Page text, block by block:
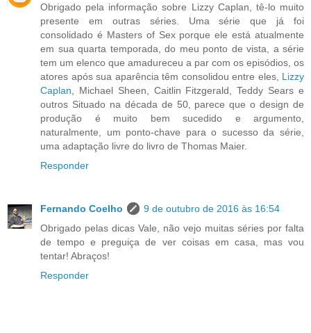
Obrigado pela informação sobre Lizzy Caplan, tê-lo muito
presente em outras séries. Uma série que já foi
consolidado é Masters of Sex porque ele está atualmente
em sua quarta temporada, do meu ponto de vista, a série
tem um elenco que amadureceu a par com os episódios, os
atores após sua aparência têm consolidou entre eles, Lizzy
Caplan , Michael Sheen, Caitlin Fitzgerald, Teddy Sears e
outros Situado na década de 50, parece que o design de
produção é muito bem sucedido e argumento,
naturalmente, um ponto-chave para o sucesso da série,
uma adaptação livre do livro de Thomas Maier.
Responder
Fernando Coelho
9 de outubro de 2016 às 16:54
Obrigado pelas dicas Vale, não vejo muitas séries por falta
de tempo e preguiça de ver coisas em casa, mas vou
tentar! Abraços!
Responder